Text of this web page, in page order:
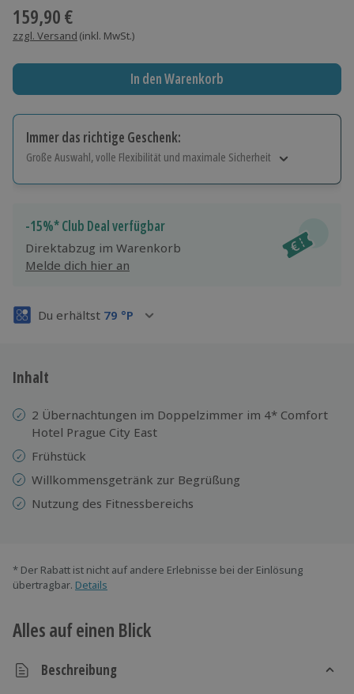
159,90 €
zzgl. Versand (inkl. MwSt.)
In den Warenkorb
Immer das richtige Geschenk:
Große Auswahl, volle Flexibilität und maximale Sicherheit
Jeder Gutschein für alle Erlebnisse einlösbar.
Maximale Sicherheit
3 Jahre gültig & verlängerbar.
-15%* Club Deal verfügbar
Direktabzug im Warenkorb
Melde dich hier an
Du erhältst 79 °P
Inhalt
2 Übernachtungen im Doppelzimmer im 4* Comfort
Hotel Prague City East
Frühstück
Willkommensgetränk zur Begrüßung
Nutzung des Fitnessbereichs
* Der Rabatt ist nicht auf andere Erlebnisse bei der Einlösung
übertragbar. Details
Alles auf einen Blick
Beschreibung